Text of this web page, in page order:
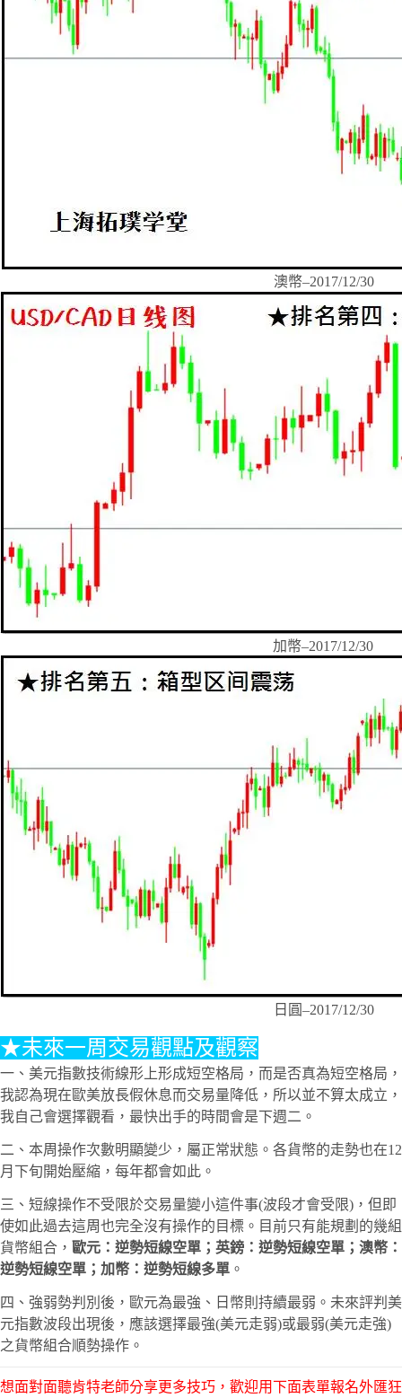
澳幣–2017/12/30
加幣–2017/12/30
日圓–2017/12/30
★未來一周交易觀點及觀察
一、美元指數技術線形上形成短空格局，而是否真為短空格局，
我認為現在歐美放長假休息而交易量降低，所以並不算太成立，
我自己會選擇觀看，最快出手的時間會是下週二。
二、本周操作次數明顯變少，屬正常狀態。各貨幣的走勢也在12
月下旬開始壓縮，每年都會如此。
三、短線操作不受限於交易量變小這件事(波段才會受限)，但即
使如此過去這周也完全沒有操作的目標。目前只有能規劃的幾組
貨幣組合， 歐元：逆勢短線空單；英鎊：逆勢短線空單；澳幣：
逆勢短線空單；加幣：逆勢短線多單 。
四、強弱勢判別後，歐元為最強、日幣則持續最弱。未來評判美
元指數波段出現後，應該選擇最強(美元走弱)或最弱(美元走強)
之貨幣組合順勢操作。
想面對面聽肯特老師分享更多技巧，歡迎用下面表單報名外匯狂